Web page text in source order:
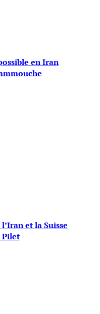
en Iran
et la Suisse
Pilet